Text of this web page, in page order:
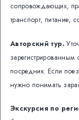
сопровождающих,
транспорт, питание,
Авторский тур.
зарегистрированным
посредник. Если
нужно понимать
Экскурсия по